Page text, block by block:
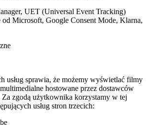
UET (Universal Event Tracking)
od Microsoft, Google Consent Mode, Klarna,
usług sprawia, że możemy wyświetlać filmy
hostowane przez dostawców
Za zgodą użytkownika korzystamy w tej
usług stron trzecich: